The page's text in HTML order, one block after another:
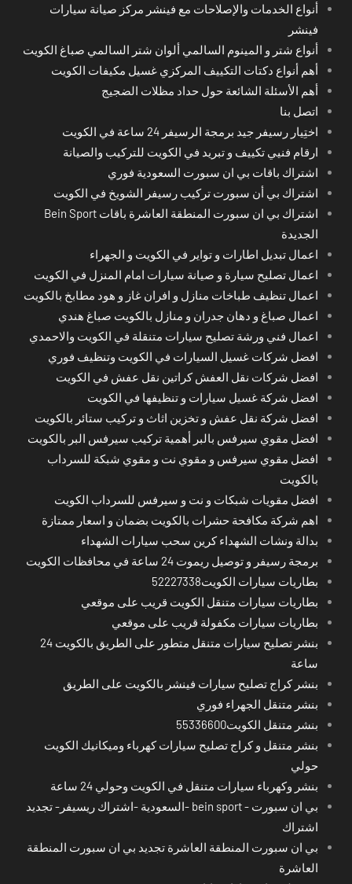
أنواع الخدمات والإصلاحات مع فينشر مركز صيانة سيارات
فينشر
أنواع شتر و المينوم السالمي ألوان شتر السالمي صباغ الكويت
أهم أنواع دكتات التكييف المركزي غسيل مكيفات الكويت
أهم الأسئلة الشائعة حول حداد مظلات الضجيج
اتصل بنا
اختِيار رسيفر جيد برمجة الرسيفر 24 ساعة في الكويت
ارقام فنيي تكييف و تبريد في الكويت للتركيب والصيانة
اشتراك باقات بي ان سبورت السعودية فوري
اشتراك بي أن سبورت تركيب رسيفر الشويخ في الكويت
اشتراك بي ان سبورت المنطقة العاشرة باقات Bein Sport
الجديدة
اعمال تبديل اطارات و تواير في الكويت و الجهراء
اعمال تصليح سيارة و صيانة سيارات امام المنزل في الكويت
اعمال تنظيف طباخات منازل و افران غاز و هود مطابخ بالكويت
اعمال صباغ و دهان جدران و منازل بالكويت صباغ هندي
اعمال فني ورشة تصليح سيارات متنقلة في الكويت والاحمدي
افضل شركات غسيل السيارات في الكويت وتنظيف فوري
افضل شركات نقل العفش كراتين نقل عفش في الكويت
افضل شركة غسيل سيارات و تنظيفها في الكويت
افضل شركة نقل عفش و تخزين اثاث و تركيب ستائر بالكويت
افضل مقوي سيرفس بالبر أهمية تركيب سيرفس البر بالكويت
افضل مقوي سيرفس و مقوي نت و مقوي شبكة للسرداب
بالكويت
افضل مقويات شبكات و نت و سيرفس للسرداب الكويت
اهم شركة مكافحة حشرات بالكويت بضمان و اسعار ممتازة
بدالة ونشات الشهداء كرين سحب سيارات الشهداء
برمجة رسيفر و توصيل ريموت 24 ساعة في محافظات الكويت
بطاريات سيارات الكويت52227338
بطاريات سيارات متنقل الكويت قريب على موقعي
بطاريات سيارات مكفولة قريب على موقعي
بنشر تصليح سيارات متنقل متطور على الطريق بالكويت 24
ساعة
بنشر كراج تصليح سيارات فينشر بالكويت على الطريق
بنشر متنقل الجهراء فوري
بنشر متنقل الكويت55336600
بنشر متنقل و كراج تصليح سيارات كهرباء وميكانيك الكويت
حولي
بنشر وكهرباء سيارات متنقل في الكويت وحولي 24 ساعة
بي ان سبورت - bein sport -السعودية -اشتراك ريسيفر- تجديد
اشتراك
بي ان سبورت المنطقة العاشرة تجديد بي ان سبورت المنطقة
العاشرة